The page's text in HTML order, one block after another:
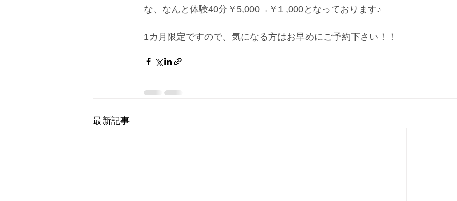
な、なんと体験40分￥5,000→￥1 ,000となっております♪
1カ月限定ですので、気になる方はお早めにご予約下さい！！
最新記事